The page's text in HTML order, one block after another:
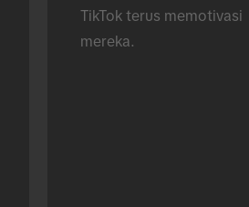
TikTok terus memotivasi
mereka.